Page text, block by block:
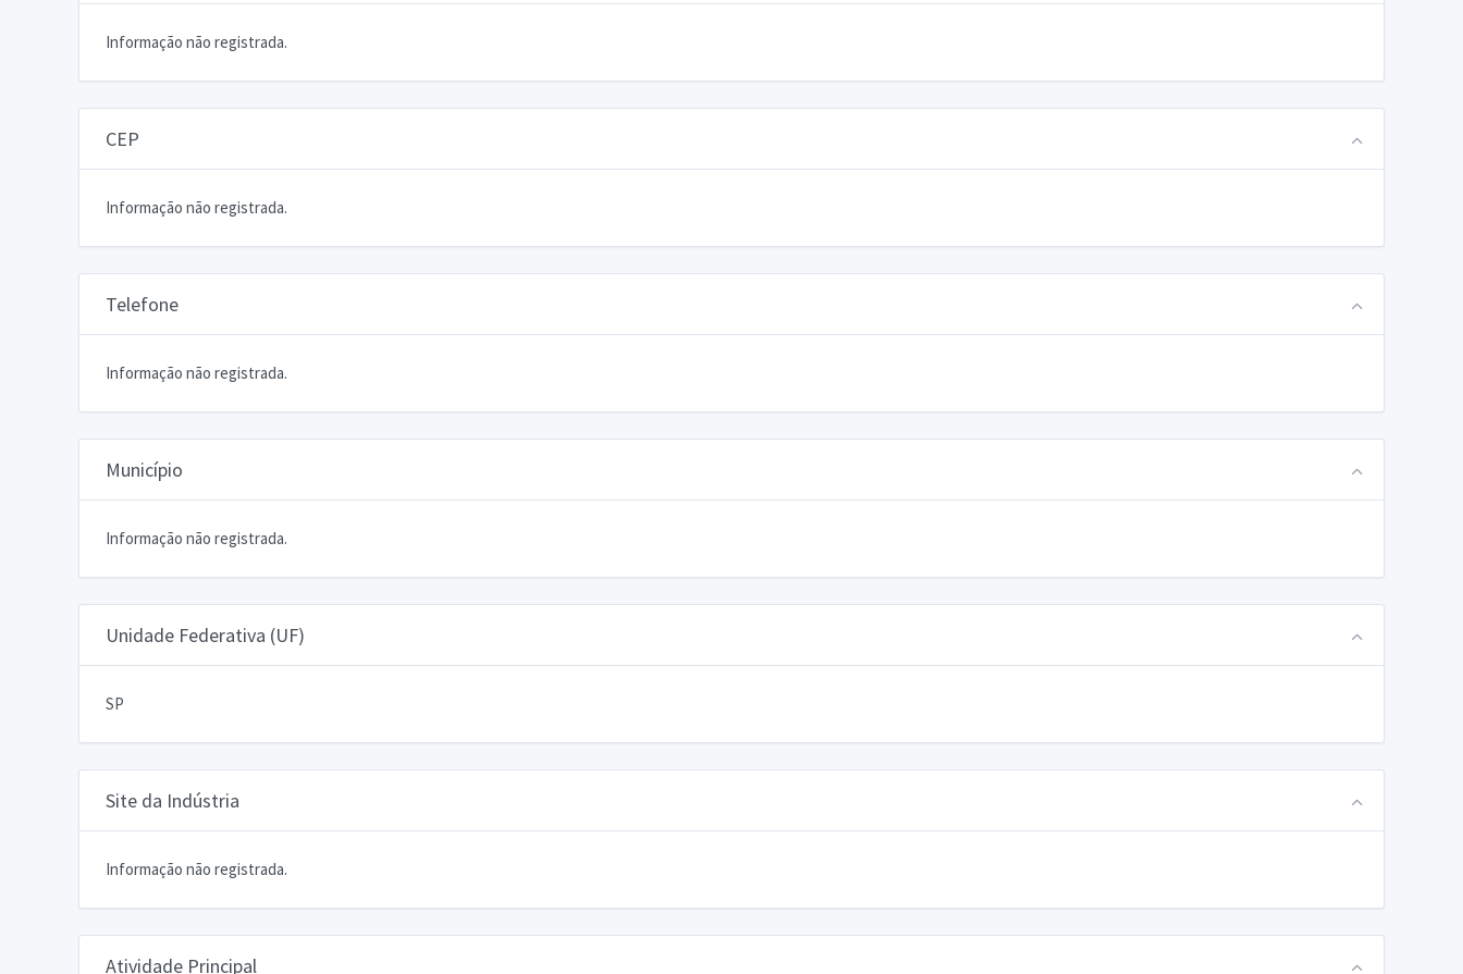
Informação não registrada.
CEP
Informação não registrada.
Telefone
Informação não registrada.
Município
Informação não registrada.
Unidade Federativa (UF)
SP
Site da Indústria
Informação não registrada.
Atividade Principal